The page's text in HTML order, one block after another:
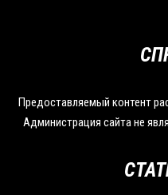
Предоставляемый контент
Администрация сайта не